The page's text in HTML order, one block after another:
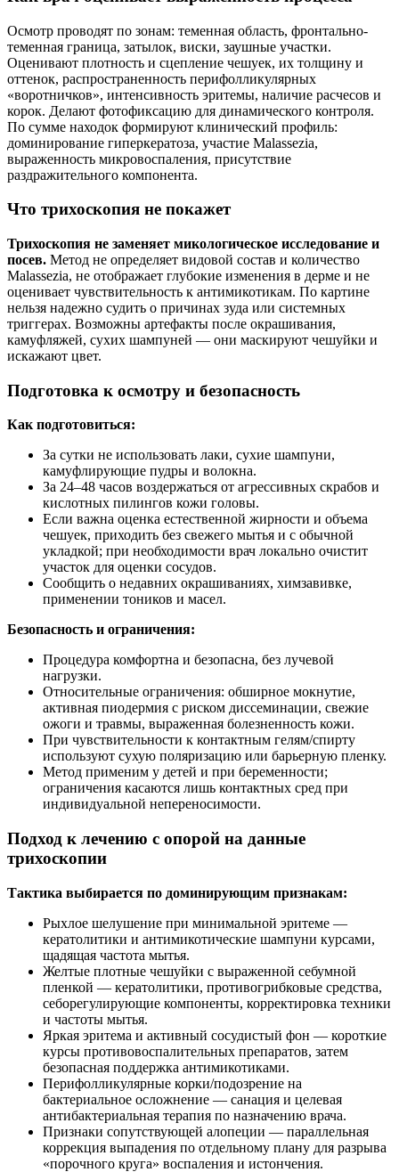
Осмотр проводят по зонам: теменная область, фронтально-
теменная граница, затылок, виски, заушные участки.
Оценивают плотность и сцепление чешуек, их толщину и
оттенок, распространенность перифолликулярных
«воротничков», интенсивность эритемы, наличие расчесов и
корок. Делают фотофиксацию для динамического контроля.
По сумме находок формируют клинический профиль:
доминирование гиперкератоза, участие Malassezia,
выраженность микровоспаления, присутствие
раздражительного компонента.
Что трихоскопия не покажет
Трихоскопия не заменяет микологическое исследование и
посев. Метод не определяет видовой состав и количество
Malassezia, не отображает глубокие изменения в дерме и не
оценивает чувствительность к антимикотикам. По картине
нельзя надежно судить о причинах зуда или системных
триггерах. Возможны артефакты после окрашивания,
камуфляжей, сухих шампуней — они маскируют чешуйки и
искажают цвет.
Подготовка к осмотру и безопасность
Как подготовиться:
За сутки не использовать лаки, сухие шампуни,
камуфлирующие пудры и волокна.
За 24–48 часов воздержаться от агрессивных скрабов и
кислотных пилингов кожи головы.
Если важна оценка естественной жирности и объема
чешуек, приходить без свежего мытья и с обычной
укладкой; при необходимости врач локально очистит
участок для оценки сосудов.
Сообщить о недавних окрашиваниях, химзавивке,
применении тоников и масел.
Безопасность и ограничения:
Процедура комфортна и безопасна, без лучевой
нагрузки.
Относительные ограничения: обширное мокнутие,
активная пиодермия с риском диссеминации, свежие
ожоги и травмы, выраженная болезненность кожи.
При чувствительности к контактным гелям/спирту
используют сухую поляризацию или барьерную пленку.
Метод применим у детей и при беременности;
ограничения касаются лишь контактных сред при
индивидуальной непереносимости.
Подход к лечению с опорой на данные
трихоскопии
Тактика выбирается по доминирующим признакам:
Рыхлое шелушение при минимальной эритеме —
кератолитики и антимикотические шампуни курсами,
щадящая частота мытья.
Желтые плотные чешуйки с выраженной себумной
пленкой — кератолитики, противогрибковые средства,
себорегулирующие компоненты, корректировка техники
и частоты мытья.
Яркая эритема и активный сосудистый фон — короткие
курсы противовоспалительных препаратов, затем
безопасная поддержка антимикотиками.
Перифолликулярные корки/подозрение на
бактериальное осложнение — санация и целевая
антибактериальная терапия по назначению врача.
Признаки сопутствующей алопеции — параллельная
коррекция выпадения по отдельному плану для разрыва
«порочного круга» воспаления и истончения.